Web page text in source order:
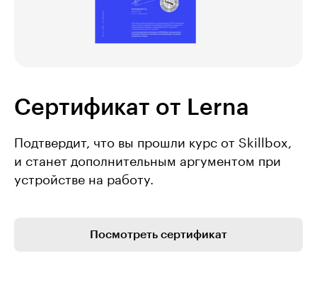
Сертификат от Lerna
Подтвердит, что вы прошли курс от Skillbox,
и станет дополнительным аргументом при
устройстве на работу.
Посмотреть сертификат